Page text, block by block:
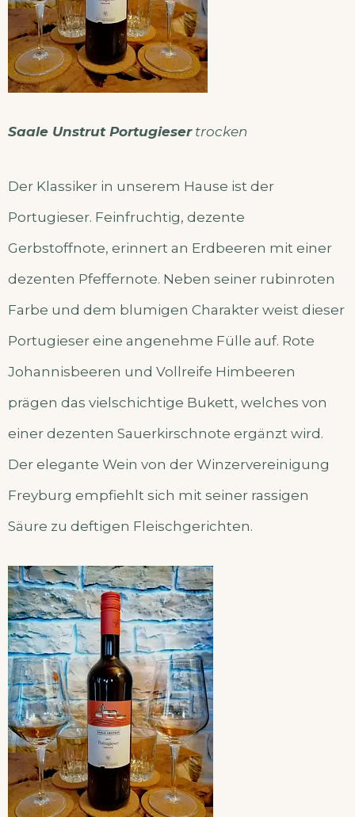
Saale Unstrut Portugiesertrocken
Der Klassiker in unserem Hause ist der
Portugieser. Feinfruchtig, dezente
Gerbstoffnote, erinnert an Erdbeeren mit einer
dezenten Pfeffernote. Neben seiner rubinroten
Farbe und dem blumigen Charakter weist dieser
Portugieser eine angenehme Fülle auf. Rote
Johannisbeeren und Vollreife Himbeeren
prägen das vielschichtige Bukett, welches von
einer dezenten Sauerkirschnote ergänzt wird.
Der elegante Wein von der Winzervereinigung
Freyburg empfiehlt sich mit seiner rassigen
Säure zu deftigen Fleischgerichten.